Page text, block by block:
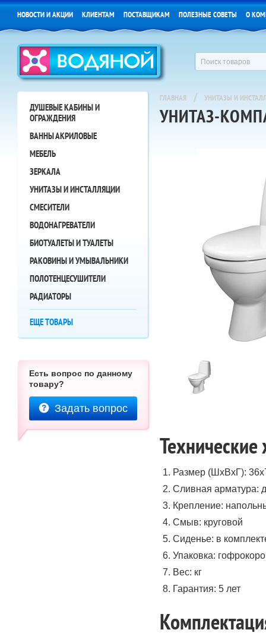
НОВОСТИ И АКЦИИ КЛИЕНТАМ ПОСТАВЩИКАМ ПОЛЕЗНЫЕ СОВЕТЫ О
ДУШЕВЫЕ КАБИНЫ И
ОГРАЖДЕНИЯ
ВАННЫ АКРИЛОВЫЕ
МЕБЕЛЬ
ЗЕРКАЛА
УНИТАЗЫ И ИНСТАЛЛЯЦИИ
СМЕСИТЕЛИ
ВОДОНАГРЕВАТЕЛИ
БИОТУАЛЕТЫ И ТУАЛЕТЫ
РАКОВИНЫ И УМЫВАЛЬНИКИ
ПОЛОТЕНЦЕСУШИТЕЛИ
РАДИАТОРЫ
ЕЩЕ ТОВАРЫ
Есть вопрос по данному
товару?
Задать вопрос
ГЛАВНАЯ / УНИТАЗЫ И
УНИТАЗ-
Технические
Размер (ШхВхГ):
Сливная арматура:
Крепление:
Смыв: круговой
Сиденье: в
Упаковка:
Вес: кг
Гарантия: 5 лет